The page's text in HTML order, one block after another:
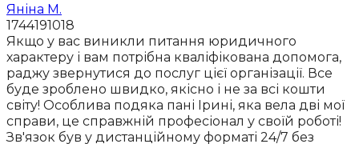
Яніна М.
1744191018
Якщо у вас виникли питання юридичного
характеру і вам потрібна кваліфікована допомога,
раджу звернутися до послуг цієї організації. Все
буде зроблено швидко, якісно і не за всі кошти
світу! Особлива подяка пані Ірині, яка вела дві мої
справи, це справжній професіонал у своїй роботі!
Зв'язок був у дистанційному форматі 24/7 без